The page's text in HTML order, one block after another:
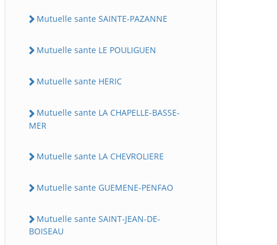
Mutuelle sante SAINTE-PAZANNE
Mutuelle sante LE POULIGUEN
Mutuelle sante HERIC
Mutuelle sante LA CHAPELLE-BASSE-
MER
Mutuelle sante LA CHEVROLIERE
Mutuelle sante GUEMENE-PENFAO
Mutuelle sante SAINT-JEAN-DE-
BOISEAU